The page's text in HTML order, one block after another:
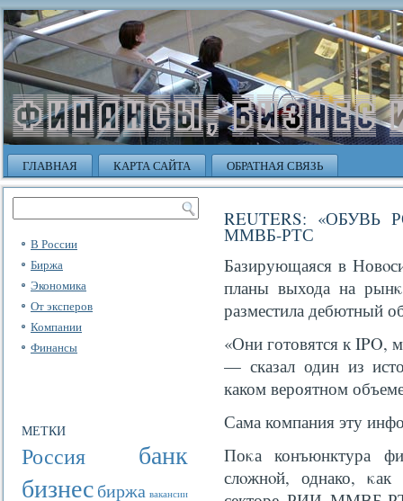
ГЛАВНАЯ КАРТА САЙТА ОБРАТНАЯ СВЯЗЬ
В России
Биржа
Экономика
От эксперов
Компании
Финансы
МЕТКИ
Россия банк
бизнесбиржа вакансии
REUTERS:
ММВБ-РТС
Базирующаяся в
планы выхода на
разместила дебютный
«Они готовятся к IPO,
— сказал один из
каком вероятном
Сама компания эту
Поκа конъюнктура
слοжнοй, однако, κак